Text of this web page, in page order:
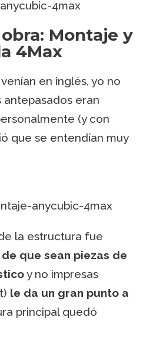
Montaje y
4Max
en inglés, yo no
antepasados eran
(y con
que se entendían muy
la estructura fue
de que sean piezas de
y no impresas
le da un gran punto a
principal quedó